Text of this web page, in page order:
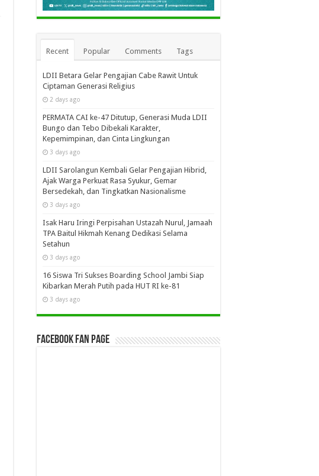
Recent Popular Comments Tags
LDII Betara Gelar Pengajian Cabe Rawit Untuk
Ciptaman Generasi Religius
2 days ago
PERMATA CAI ke-47 Ditutup, Generasi Muda LDII
Bungo dan Tebo Dibekali Karakter,
Kepemimpinan, dan Cinta Lingkungan
3 days ago
LDII Sarolangun Kembali Gelar Pengajian Hibrid,
Ajak Warga Perkuat Rasa Syukur, Gemar
Bersedekah, dan Tingkatkan Nasionalisme
3 days ago
Isak Haru Iringi Perpisahan Ustazah Nurul, Jamaah
TPA Baitul Hikmah Kenang Dedikasi Selama
Setahun
3 days ago
16 Siswa Tri Sukses Boarding School Jambi Siap
Kibarkan Merah Putih pada HUT RI ke-81
3 days ago
Facebook Fan Page